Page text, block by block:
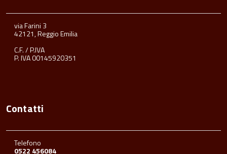
via Farini 3
42121, Reggio Emilia
C.F. / P.IVA
P. IVA 00145920351
Contatti
Telefono
0522 456084